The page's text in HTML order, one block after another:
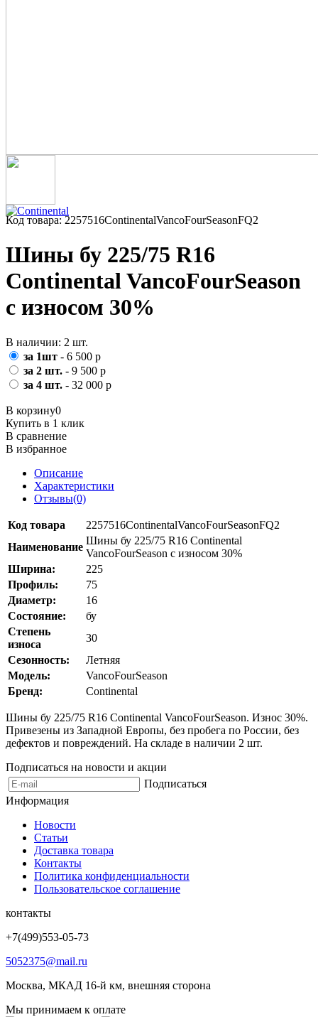
Код товара: 2257516ContinentalVancoFourSeasonFQ2
Шины бу 225/75 R16
Continental VancoFourSeason
с износом 30%
В наличии: 2 шт.
за 1шт - 6 500 р
за 2 шт. - 9 500 р
за 4 шт. - 32 000 р
В корзину0
Купить в 1 клик
В сравнение
В избранное
Описание
Характеристики
Отзывы(0)
Код товара
2257516ContinentalVancoFourSeasonFQ2
Наименование
Шины бу 225/75 R16 Continental
VancoFourSeason с износом 30%
Ширина:
225
Профиль:
75
Диаметр:
16
Состояние:
бу
Степень
износа
30
Сезонность:
Летняя
Модель:
VancoFourSeason
Бренд:
Continental
Шины бу 225/75 R16 Continental VancoFourSeason. Износ 30%.
Привезены из Западной Европы, без пробега по России, без
дефектов и повреждений. На складе в наличии 2 шт.
Подписаться на новости и акции
Подписаться
Информация
Новости
Статьи
Доставка товара
Контакты
Политика конфиденциальности
Пользовательское соглашение
контакты
+7(499)553-05-73
5052375@mail.ru
Москва, МКАД 16-й км, внешняя сторона
Мы принимаем к оплате